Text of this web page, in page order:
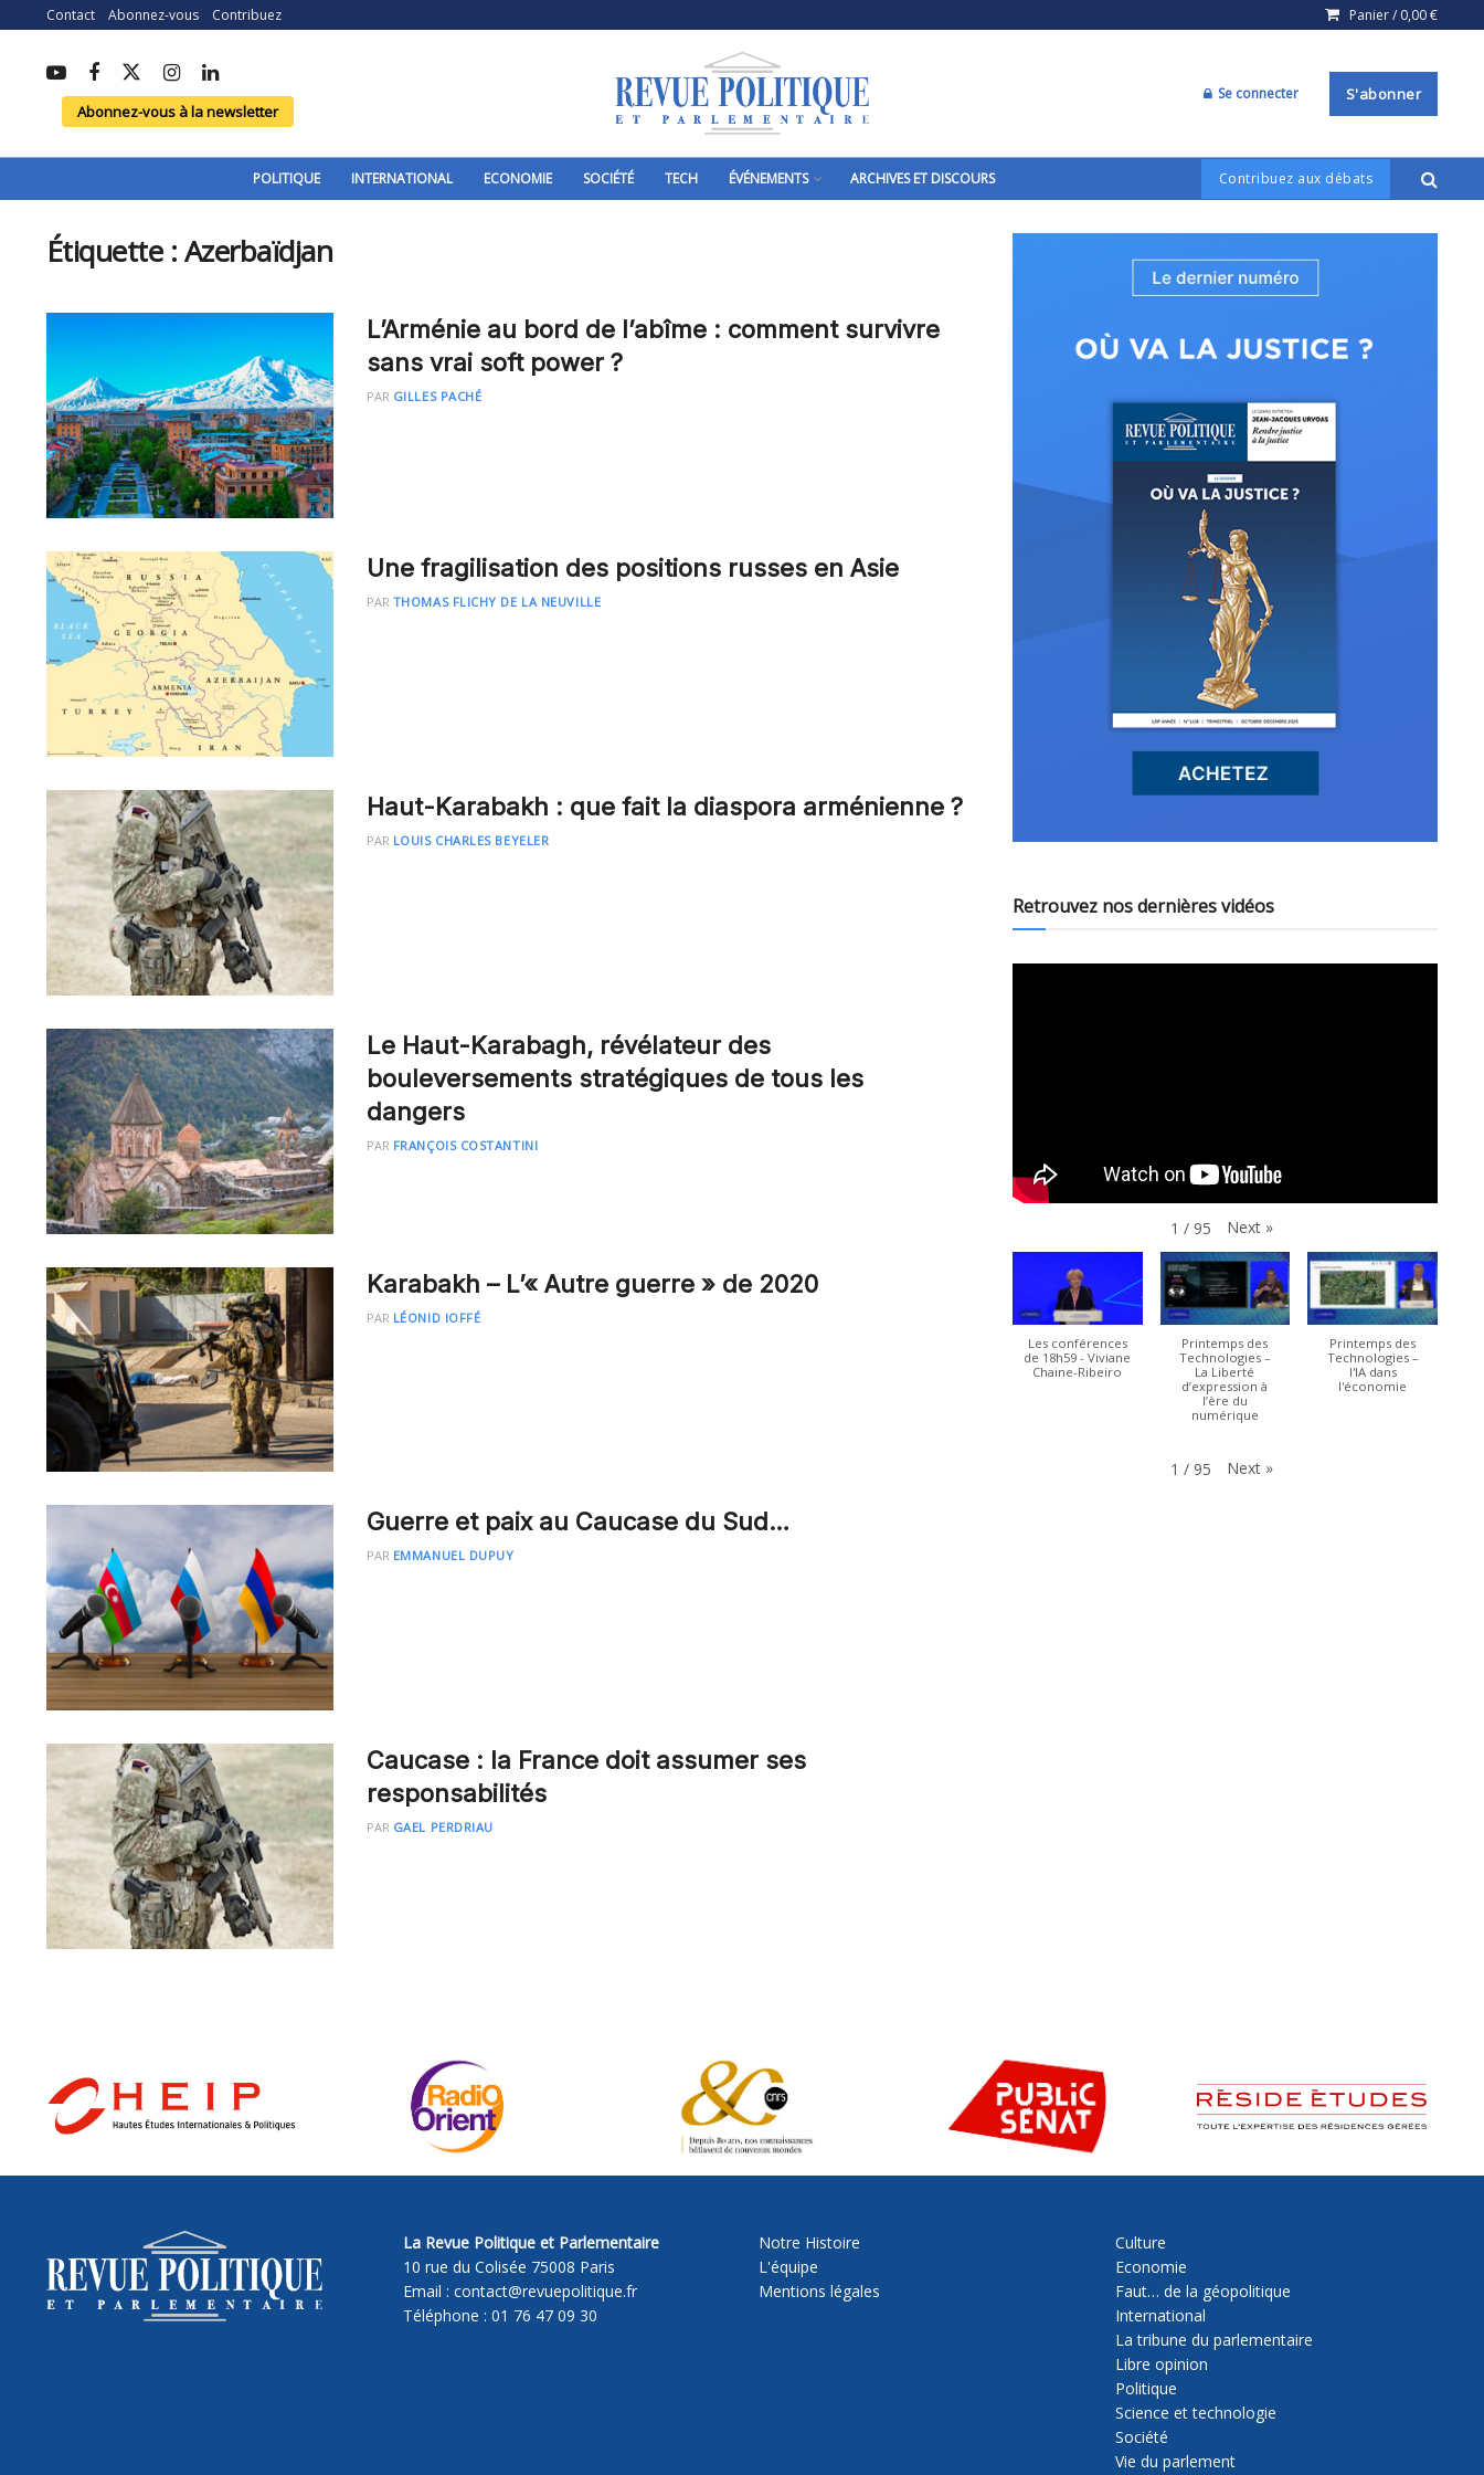
Contact Abonnez-vous Contribuez Panier / 0,00€
Abonnez-vous à la newsletter
Se connecter S'abonner
POLITIQUE INTERNATIONAL ECONOMIE SOCIÉTÉ TECH ÉVÉNEMENTS ARCHIVES ET DISCOURS Contribuez aux débats
Étiquette :Azerbaïdjan
L’Arménie au bord de l’abîme : comment survivre
sans vrai soft power ?
PAR GILLES PACHÉ
Une fragilisation des positions russes en Asie
PAR THOMAS FLICHY DE LA NEUVILLE
Haut-Karabakh : que fait la diaspora arménienne ?
PAR LOUIS CHARLES BEYELER
Le Haut-Karabagh, révélateur des
bouleversements stratégiques de tous les
dangers
PAR FRANÇOIS COSTANTINI
Karabakh – L’« Autre guerre » de 2020
PAR LÉONID IOFFÉ
Guerre et paix au Caucase du Sud…
PAR EMMANUEL DUPUY
Caucase : la France doit assumer ses
responsabilités
PAR GAEL PERDRIAU
Retrouvez nos dernières vidéos
1 / 95 Next »
Les conférences
de 18h59 - Viviane
Chaine-Ribeiro
Printemps des
Technologies –
La Liberté
d’expression à
l’ère du
numérique
Printemps des
Technologies –
l'IA dans
l'économie
1 / 95 Next »
La Revue Politique et Parlementaire
10 rue du Colisée 75008 Paris
Email : contact@revuepolitique.fr
Téléphone : 01 76 47 09 30
Notre Histoire
L'équipe
Mentions légales
Culture
Economie
Faut… de la géopolitique
International
La tribune du parlementaire
Libre opinion
Politique
Science et technologie
Société
Vie du parlement